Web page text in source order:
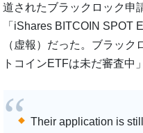
道されたブラックロック申
「iShares BITCOIN SPOT
（虚報）だった。ブラッ
トコインETFは未だ審査中
Their application is